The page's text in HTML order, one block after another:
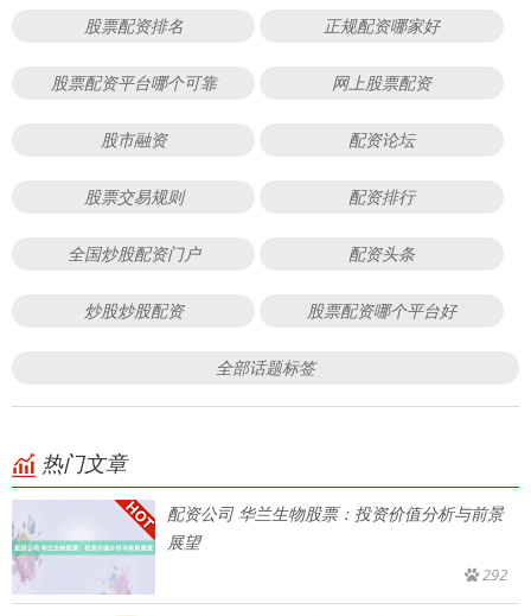
股票配资排名 正规配资哪家好
股票配资平台哪个可靠 网上股票配资
股市融资 配资论坛
股票交易规则 配资排行
全国炒股配资门户 配资头条
炒股炒股配资 股票配资哪个平台好
全部话题标签
热门文章
配资公司 华兰生物股票：投资价值分析与前景
展望
292